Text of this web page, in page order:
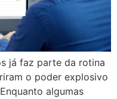
já faz parte da rotina
o poder explosivo
algumas